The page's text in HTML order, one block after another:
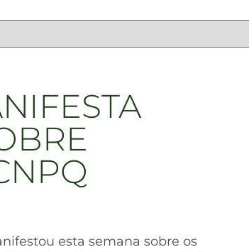
esta semana sobre os